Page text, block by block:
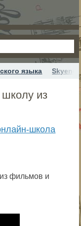
языка Skyeng
из
школа